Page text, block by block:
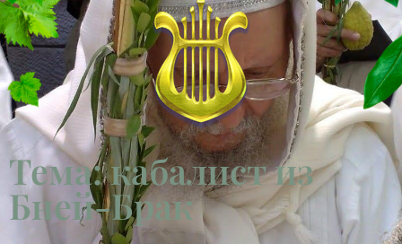
Тема: кабалист из
Бней-Брак